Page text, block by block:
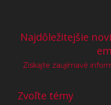
Najdôležitejšie
Získajte zaujímavé
Zvoľte témy